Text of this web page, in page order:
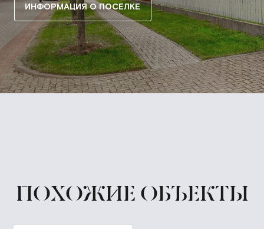
ИНФОРМАЦИЯ О ПОСЕЛКЕ
ПОХОЖИЕ ОБЪЕКТЫ